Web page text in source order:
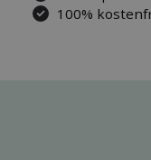
100%